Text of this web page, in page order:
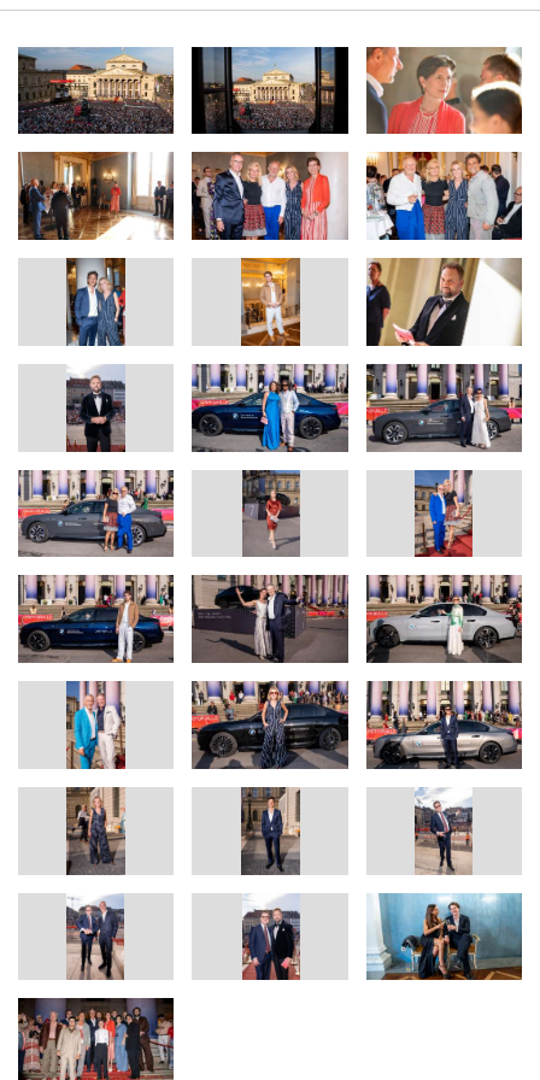
Kulturzentrum weit über Bayern in die ganze Welt hinaus. Es ist
inspirierend zu sehen, wie zehntausende Menschen gemeinsam
die wunderbare Darbietung von ‚Tosca' erleben konnten und wie
Musik Menschen miteinander verbindet und dabei tief berührt“,
soIlka Horstmeier, Mitglied des Vorstands der BMW AG, Personal
und Immobilien.
Serge Dorny, Staatsintendant der Bayerischen Staatsoper:„Oper
für alle ist ein fester Bestandteil des Kulturlebens in München.
Mittlerweile gibt es diese Tradition in vielen Städten weltweit. Es
freut mich, dass knapp 35.000 Opernfreunde im Nationaltheater,
auf dem Max-Joseph-Platz und auf STAATSOPER.TV mit uns
möchte schon jetzt alle Klassik- und Opernfreunde zum Oper für
alle Konzert in Oberammergau und unserem
Eröffnungswochenende im September im Nationaltheater und in
den FÜNF HÖFEN einladen, das wir gemeinsam mit unseren
Partnern BMW und UniCredit feiern.“
Bei der nächsten Ausgabe des Oper für alle-Konzerts zum
UniCredit Septemberfest am Freitag, 20. September 2024 im
Piotr Beczała als Solistin und Solist auf der Bühne. Am Pult des
Bayerischen Staatsorchesters steht Ivan Repušić.
Am Sonntag, 6. Juli 2025, wird „Don Giovanni“ im Rahmen
von Oper für alle in einer Inszenierung von David Hermann auf
dem Marstallplatz gezeigt.
BMW und die Bayerische Staatsoper
Das kulturelle Engagement der BMW Group hat bereits seit einem
halben Jahrhundert weltweit Bestand. Seit 1997 ermöglicht BMW
zusammen mit der Bayerischen Staatsoper die jährliche Live-
Übertragung einer Oper sowie das Open-Air-Konzert mit dem
Bayerischen Staatsorchester. Durch die Verlagerung der
Veranstaltungen ins Freie wird die Hemmschwelle vor der
Hochkultur genommen. Das Angebot soll Oper und klassische
Musik einem neuen Publikum eröffnen und die Exzellenz des
Hauses allgemein zugänglich machen.
Als Global Partner ist BMW größter und bedeutendster Partner der
Bayerischen Staatsoper und wirkt neben bewährten
gemeinsamen Formaten, wie der Oper für alle während der